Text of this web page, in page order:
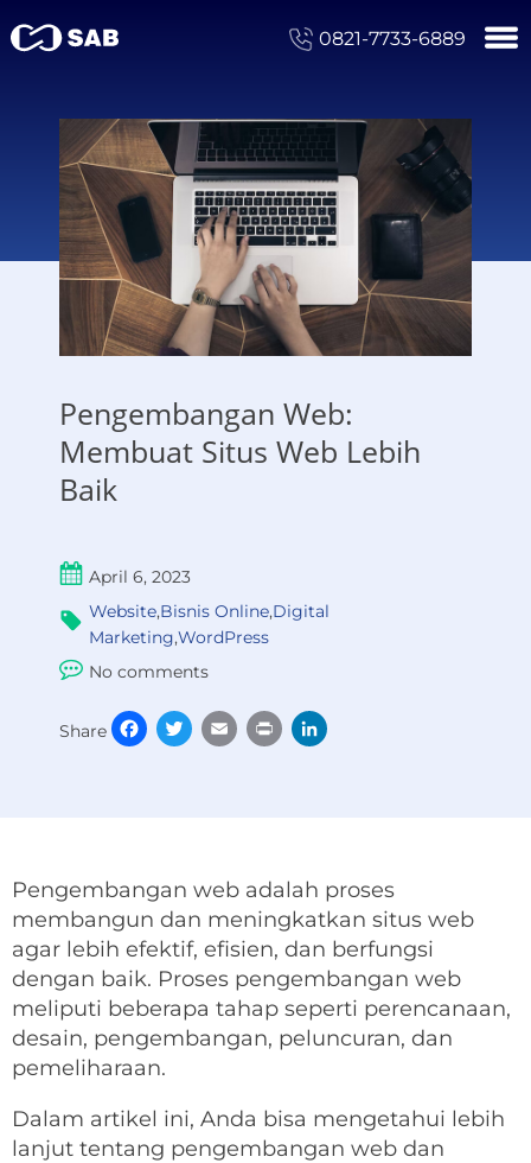
0821-7733-6889
Pengembangan Web:
Membuat Situs Web Lebih
Baik
April 6, 2023
Website,Bisnis Online,Digital
Marketing,WordPress
No comments
Share Facebook
TwitterEmail Print
Pengembangan web adalah proses
membangun dan meningkatkan situs web
agar lebih efektif, efisien, dan berfungsi
dengan baik. Proses pengembangan web
meliputi beberapa tahap seperti perencanaan,
desain, pengembangan, peluncuran, dan
pemeliharaan.
Dalam artikel ini, Anda bisa mengetahui lebih
lanjut tentang pengembangan web dan